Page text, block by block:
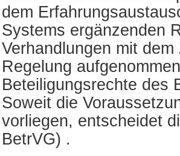
dem
Systems ergänzenden
Verhandlungen mit
Regelung
Beteiligungsrechte des
Soweit die
vorliegen, entscheidet
BetrVG) .